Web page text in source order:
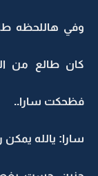
وفي هاللحظه
كان طالع من
فظحكت سارا..
سارا: يالله